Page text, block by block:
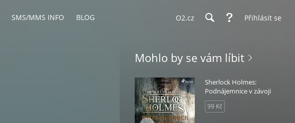
SMS/MMS INFO BLOG O2.cz Přihlásit se
Mohlo by se vám líbit
Sherlock Holmes:
Podnájemnice v závoji
99 Kč